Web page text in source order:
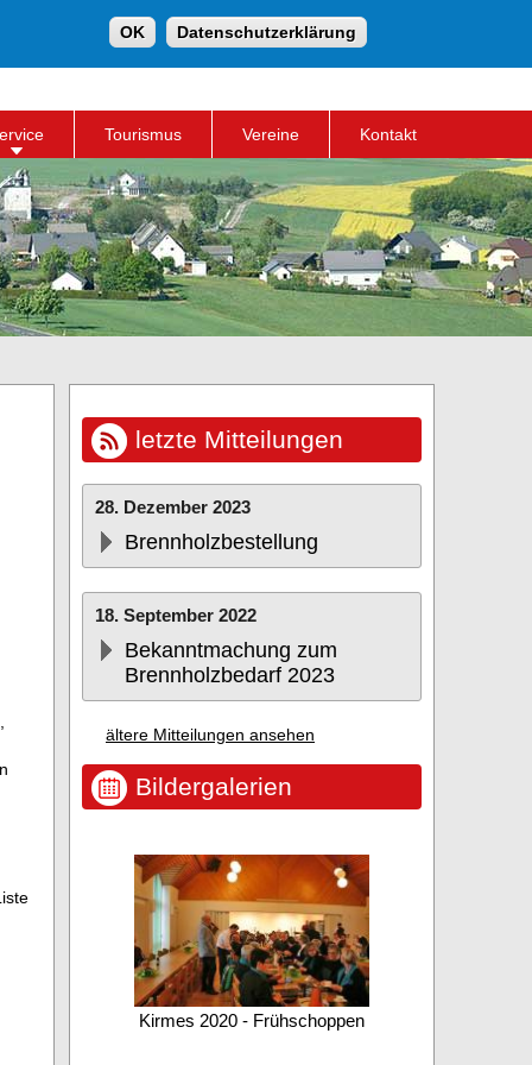
OK Datenschutzerklärung
Suchformular
Tourismus Vereine Kontakt
letzte Mitteilungen
28. Dezember 2023
Brennholzbestellung
18. September 2022
Bekanntmachung zum
Brennholzbedarf 2023
ältere Mitteilungen ansehen
Bildergalerien
Kirmes 2020 - Frühschoppen